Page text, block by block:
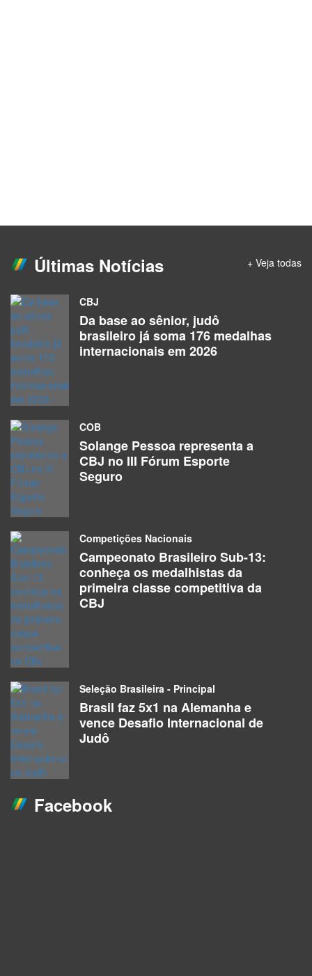
Últimas Notícias + Veja todas
CBJ
Da base ao sênior, judô
brasileiro já soma 176 medalhas
internacionais em 2026
COB
Solange Pessoa representa a
CBJ no III Fórum Esporte
Seguro
Competições Nacionais
Campeonato Brasileiro Sub-13:
conheça os medalhistas da
primeira classe competitiva da
CBJ
Seleção Brasileira - Principal
Brasil faz 5x1 na Alemanha e
vence Desafio Internacional de
Judô
Facebook